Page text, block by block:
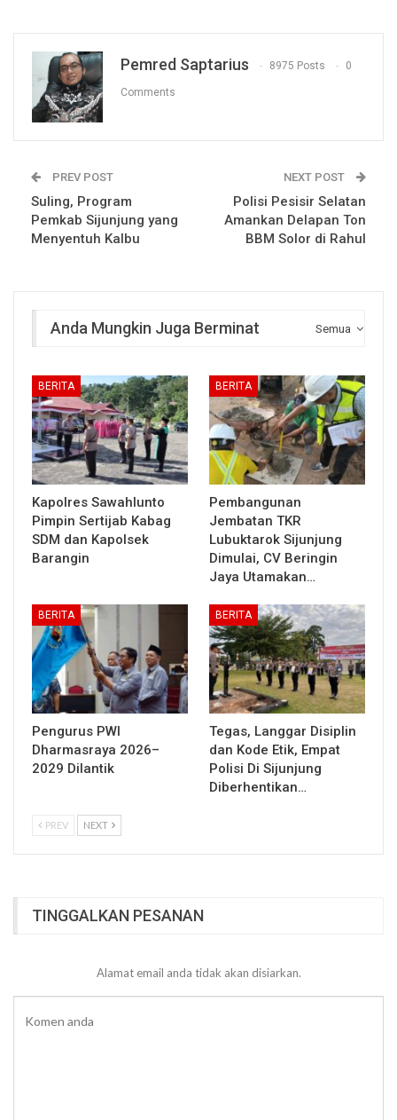
Pemred Saptarius 8975 Posts 0
Comments
PREV POST
Suling, Program
Pemkab Sijunjung yang
Menyentuh Kalbu
NEXT POST
Polisi Pesisir Selatan
Amankan Delapan Ton
BBM Solor di Rahul
Semua
Anda Mungkin Juga Berminat
BERITA
Kapolres Sawahlunto
Pimpin Sertijab Kabag
SDM dan Kapolsek
Barangin
BERITA
Pembangunan
Jembatan TKR
Lubuktarok Sijunjung
Dimulai, CV Beringin
Jaya Utamakan…
BERITA
Pengurus PWI
Dharmasraya 2026–
2029 Dilantik
BERITA
Tegas, Langgar Disiplin
dan Kode Etik, Empat
Polisi Di Sijunjung
Diberhentikan…
PREV NEXT
TINGGALKAN PESANAN
Alamat email anda tidak akan disiarkan.